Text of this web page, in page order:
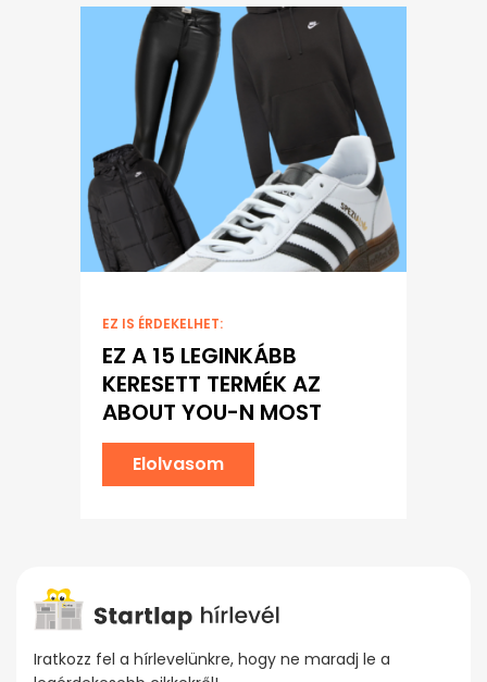
EZ IS ÉRDEKELHET:
EZ A 15 LEGINKÁBB
KERESETT TERMÉK AZ
ABOUT YOU-N MOST
Elolvasom
Iratkozz fel a hírlevelünkre, hogy ne maradj le a